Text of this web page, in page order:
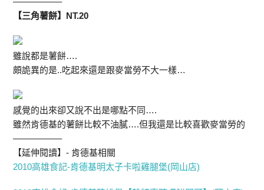
【三角薯餅】NT.20
雖說都是薯餅….
頗詭異的是..吃起來還是跟麥當勞不大一樣…
感覺的出來卻又說不出是哪點不同….
雖然肯德基的薯餅比較不油膩….但我還是比較喜歡麥當勞的
—————–
【延伸閱讀】- 肯德基相關
2010高雄食記-肯德基明太子卡啦雞腿堡(岡山店)